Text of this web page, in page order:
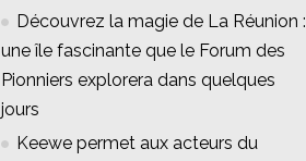
Découvrez la magie de La Réunion :
une île fascinante que le Forum des
Pionniers explorera dans quelques
jours
Keewe permet aux acteurs du